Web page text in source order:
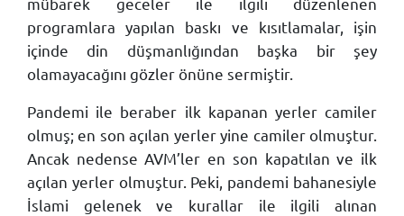
programlara yapılan baskı ve kısıtlamalar, işin
içinde din düşmanlığından başka bir şey
olamayacağını gözler önüne sermiştir.
Pandemi ile beraber ilk kapanan yerler camiler
olmuş; en son açılan yerler yine camiler olmuştur.
Ancak nedense AVM’ler en son kapatılan ve ilk
açılan yerler olmuştur. Peki, pandemi bahanesiyle
İslami gelenek ve kurallar ile ilgili alınan